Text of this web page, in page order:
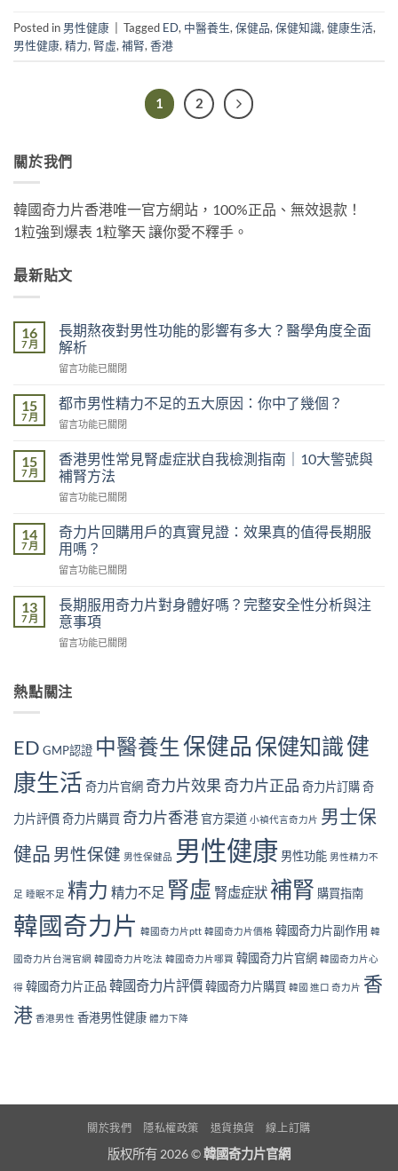
Posted in 男性健康 | Tagged ED, 中醫養生, 保健品, 保健知識, 健康生活,
男性健康, 精力, 腎虛, 補腎, 香港
1 2
關於我們
韓國奇力片香港唯一官方網站，100%正品、無效退款！
1粒強到爆表 1粒擎天 讓你愛不釋手。
最新貼文
16
7 月
長期熬夜對男性功能的影響有多大？醫學角度全面
解析
在
期
熬
夜
男
性
能
影
響
有
多
醫
學
角
面
解
留言功能已關閉
15
7 月
都市男性精力不足的五大原因：你中了幾個？
在
市
男
性
精
不
足
的
五
原
因：
中
個？〉
留言功能已關閉
15
7 月
香港男性常見腎虛症狀自我檢測指南｜10大警號與
補腎方法
在
港
男
性
常
腎
虛
症
狀
檢
｜
大
號
與
腎
法〉
留言功能已關閉
14
7 月
奇力片回購用戶的真實見證：效果真的值得長期服
用嗎？
在
力
片
回
購
的
證：
果
真
值
長
用
嗎？〉
中
留言功能已關閉
13
7 月
長期服用奇力片對身體好嗎？完整安全性分析與注
意事項
在
服
用
片
身
體
嗎？
整
性
分
析
注
事
中
留言功能已關閉
熱點關注
ED GMP認證 中醫養生保健品保健知識健
康生活 奇力片官網 奇力片效果 奇力片正品 奇力片訂購奇
力片評價奇力片購買 奇力片香港 官方渠道 小禎代言奇力片 男士保
健品 男性保健 男性保健品 男性健康 男性功能 男性精力不
足 睡眠不足 精力 精力不足 腎虛 腎虛症狀補腎 購買指南
韓國奇力片 韓國奇力片ptt 韓國奇力片價格 韓國奇力片副作用 韓
國奇力片台灣官網 韓國奇力片吃法 韓國奇力片哪買 韓國奇力片官網 韓國奇力片心
得 韓國奇力片正品韓國奇力片評價韓國奇力片購買 韓國 進口 奇力片 香
港 香港男性 香港男性健康 體力下降
關於我們 隱私權政策 退貨換貨 線上訂購
版权所有 2026 ©韓國奇力片官網